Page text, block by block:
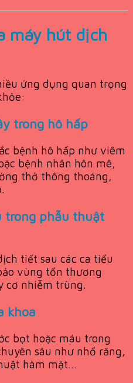
máy hút dịch
ứng dụng quan trọng
trong hô hấp
bệnh hô hấp như viêm
bệnh nhân hôn mê,
thở thông thoáng,
trong phẫu thuật
tiết sau các ca tiểu
vùng tổn thương
cơ nhiễm trùng.
khoa
bọt hoặc máu trong
sâu như nhổ răng,
hàm mặt…